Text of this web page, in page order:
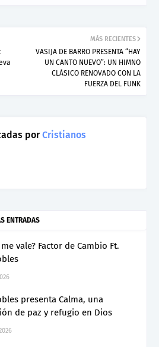
MÁS RECIENTES
VASIJA DE BARRO PRESENTA “HAY
UN CANTO NUEVO”: UN HIMNO
CLÁSICO RENOVADO CON LA
FUERZA DEL FUNK
porCristianos
ENTRADAS
vale? Factor de Cambio Ft.
presenta Calma, una
de paz y refugio en Dios